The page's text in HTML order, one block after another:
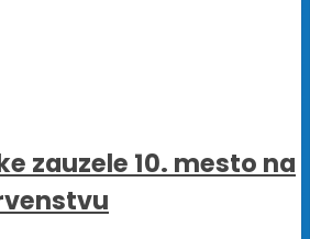
zauzele 10. mesto na